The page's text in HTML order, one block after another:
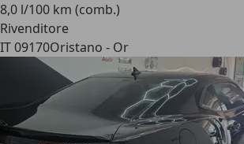
8,0 l/100 km (comb.)
Rivenditore
IT 09170Oristano - Or